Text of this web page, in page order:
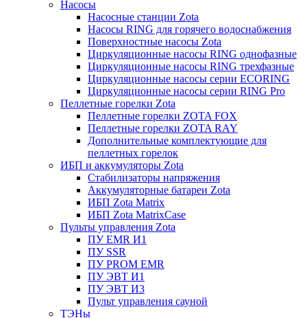
Насосы
Насосные станции Zota
Насосы RING для горячего водоснабжения
Поверхностные насосы Zota
Циркуляционные насосы RING однофазные
Циркуляционные насосы RING трехфазные
Циркуляционные насосы серии ECORING
Циркуляционные насосы серии RING Pro
Пеллетные горелки Zota
Пеллетные горелки ZOTA FOX
Пеллетные горелки ZOTA RAY
Дополнительные комплектующие для
пеллетных горелок
ИБП и аккумуляторы Zota
Стабилизаторы напряжения
Аккумуляторные батареи Zota
ИБП Zota Matrix
ИБП Zota MatrixCase
Пульты управления Zota
ПУ EMR И1
ПУ SSR
ПУ PROM EMR
ПУ ЭВТ И1
ПУ ЭВТ И3
Пульт управления сауной
ТЭНы